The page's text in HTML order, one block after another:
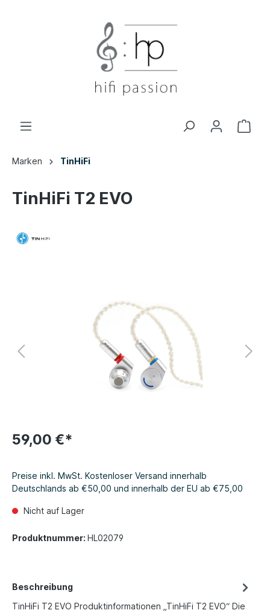
Marken TinHiFi
TinHiFi T2 EVO
59,00 €*
Preise inkl. MwSt. Kostenloser Versand innerhalb
Deutschlands ab €50,00 und innerhalb der EU ab €75,00
Nicht auf Lager
Produktnummer: HL02079
Beschreibung
TinHiFi T2 EVO Produktinformationen „TinHiFi T2 EVO“ Die